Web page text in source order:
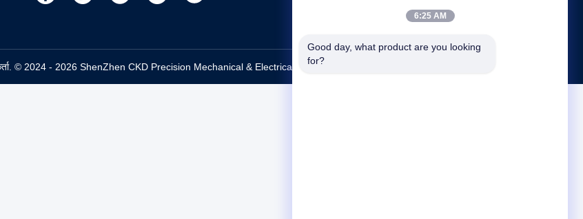
述
述
述
述
© 2024 - 2026 ShenZhen CKD Precision Mechanical & Electrical Co., Ltd.. All Rights Reserved.
6:25 AM
Good day, what product are you looking
for?